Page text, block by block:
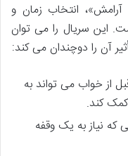
انتخاب زمان و
این سریال را می توان
آن را دوچندان می کند:
از خواب می تواند به
کند.
که نیاز به یک وقفه